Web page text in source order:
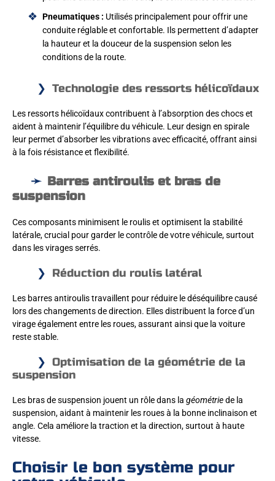
Pneumatiques : Utilisés principalement pour offrir une
conduite réglable et confortable. Ils permettent d’adapter
la hauteur et la douceur de la suspension selon les
conditions de la route.
Technologie des ressorts hélicoïdaux
Les ressorts hélicoïdaux contribuent à l’absorption des chocs et
aident à maintenir l’équilibre du véhicule. Leur design en spirale
leur permet d’absorber les vibrations avec efficacité, offrant ainsi
à la fois résistance et flexibilité.
Barres antiroulis et bras de
suspension
Ces composants minimisent le roulis et optimisent la stabilité
latérale, crucial pour garder le contrôle de votre véhicule, surtout
dans les virages serrés.
Réduction du roulis latéral
Les barres antiroulis travaillent pour réduire le déséquilibre causé
lors des changements de direction. Elles distribuent la force d’un
virage également entre les roues, assurant ainsi que la voiture
reste stable.
Optimisation de la géométrie de la
suspension
Les bras de suspension jouent un rôle dans la géométriede la
suspension, aidant à maintenir les roues à la bonne inclinaison et
angle. Cela améliore la traction et la direction, surtout à haute
vitesse.
Choisir le bon système pour